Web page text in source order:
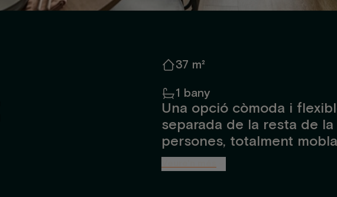
37 m²
1 bany
Una opció còmoda i
separada de la resta de
persones, totalment
d’interioristes. Els nostres
un bany ampli amb dutxa,